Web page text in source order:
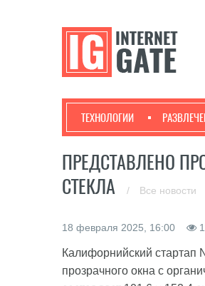
ТЕХНОЛОГИИ
ПРЕДСТАВЛЕНО
СТЕКЛА
/ Все новости
18 февраля 2025, 16:00
Калифорнийский стартап
прозрачного окна с